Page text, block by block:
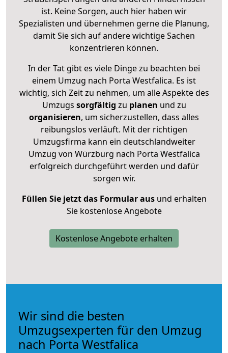
ist. Keine Sorgen, auch hier haben wir
Spezialisten und übernehmen gerne die Planung,
damit Sie sich auf andere wichtige Sachen
konzentrieren können.
In der Tat gibt es viele Dinge zu beachten bei
einem Umzug nach Porta Westfalica. Es ist
wichtig, sich Zeit zu nehmen, um alle Aspekte des
Umzugs sorgfältig zu planen und zu
organisieren, um sicherzustellen, dass alles
reibungslos verläuft. Mit der richtigen
Umzugsfirma kann ein deutschlandweiter
Umzug von Würzburg nach Porta Westfalica
erfolgreich durchgeführt werden und dafür
sorgen wir.
Füllen Sie jetzt das Formular ausund erhalten
Sie kostenlose Angebote
Kostenlose Angebote erhalten
Wir sind die besten
Umzugsexperten für den Umzug
nach Porta Westfalica